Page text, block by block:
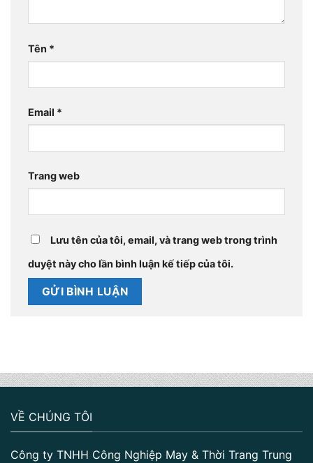
Tên *
Email *
Trang web
Lưu tên của tôi, email, và trang web trong trình
duyệt này cho lần bình luận kế tiếp của tôi.
VỀ CHÚNG TÔI
Công ty TNHH Công Nghiệp May & Thời Trang Trung